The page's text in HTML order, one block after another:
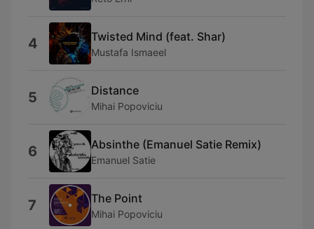
4 Twisted Mind (feat. Shar)
Mustafa Ismaeel
5 Distance
Mihai Popoviciu
6 Absinthe (Emanuel Satie Remix)
Emanuel Satie
7 The Point
Mihai Popoviciu